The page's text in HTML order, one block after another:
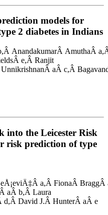
models for
2 diabetes in Indians
AnandakumarÂ AmuthaÂ
e,Â Ranjit
aÂ c,Â
into the Leicester Risk
risk prediction of type
a,Â FionaÂ
aÂ b,Â Laura
David J.Â HunterÂ aÂ e